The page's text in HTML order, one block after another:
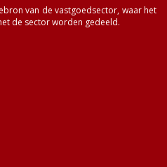
van de vastgoedsector, waar het
de sector worden gedeeld.